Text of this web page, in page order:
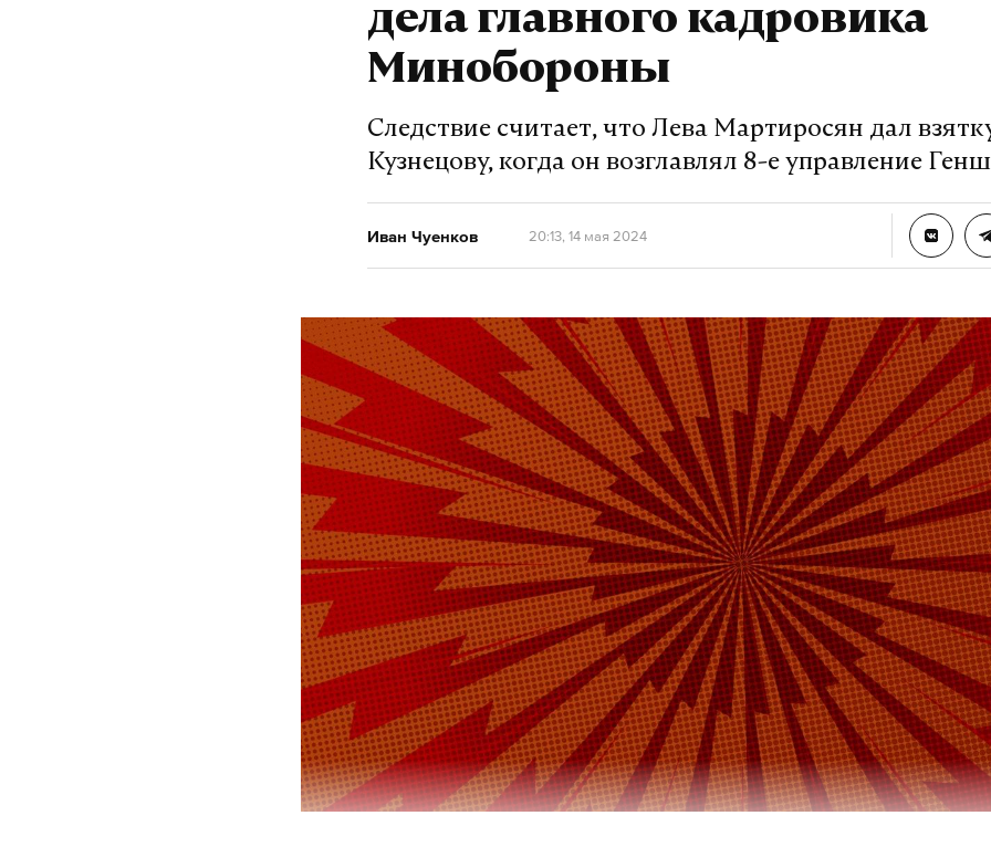
дела главного кадровика
Минобороны
Следствие считает, что Лева Мартиросян дал
Кузнецову, когда он возглавлял 8-е управление
Иван Чуенков 20:13, 14 мая 2024